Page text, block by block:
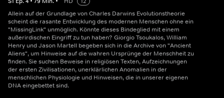
Allein auf der Grundlage von Charles Darwins Evolutionstheorie
scheint die rasante Entwicklung des modernen Menschen ohne ein
"MissingLink" unmöglich. Könnte dieses Bindeglied mit einem
außerirdischen Eingriff zu tun haben? Giorgio Tsoukalos, William
Henry und Jason Martell begeben sich in die Archive von "Ancient
Aliens", um Hinweise auf die wahren Ursprünge der Menschheit zu
finden. Sie suchen Beweise in religiösen Texten, Aufzeichnungen
der ersten Zivilisationen, unerklärlichen Anomalien in der
menschlichen Physiologie und Hinweisen, die in unserer eigenen
DNA eingebettet sind.